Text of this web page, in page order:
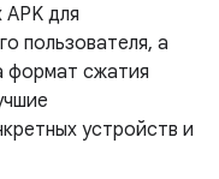
для
пользователя, а
формат сжатия
устройств и